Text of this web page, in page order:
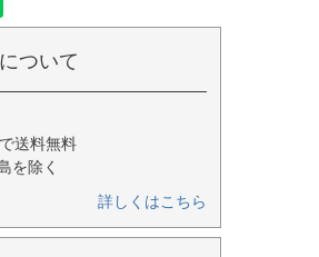
ついて
送料無料
を除く
詳しくはこちら